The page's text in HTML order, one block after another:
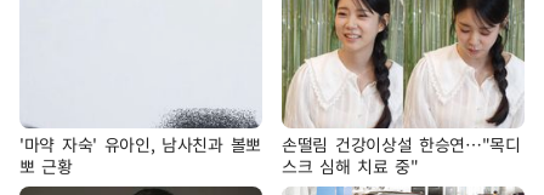
'마약 자숙' 유아인, 남사친과 볼뽀
뽀 근황
손떨림 건강이상설 한승연…"목디
스크 심해 치료 중"